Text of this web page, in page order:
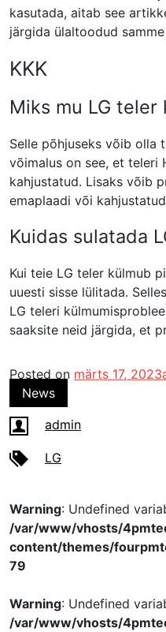
kasutada, aitab see
järgida ülaltoodud
KKK
Miks mu LG teler
Selle põhjuseks võib olla
võimalus on see, et teleri
kahjustatud. Lisaks võib
emaplaadi või
Kuidas sulatada
Kui teie LG teler külmub
uuesti sisse lülitada.
LG teleri
saaksite neid järgida, et
Posted on märts 17, 2023
News
admin
LG
Warning: Undefined
/var/www/vhosts/
content/themes/
79
Warning: Undefined
/var/www/vhosts/